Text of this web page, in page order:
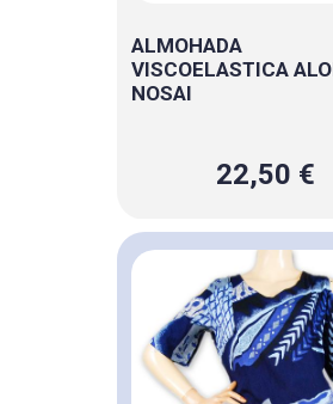
ALMOHADA
VISCOELASTICA
NOSAI
22,50 €